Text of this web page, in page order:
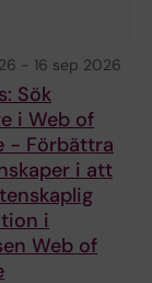
- 16 sep 2026
Sök
i Web of
- Förbättra
i att
i
Web of